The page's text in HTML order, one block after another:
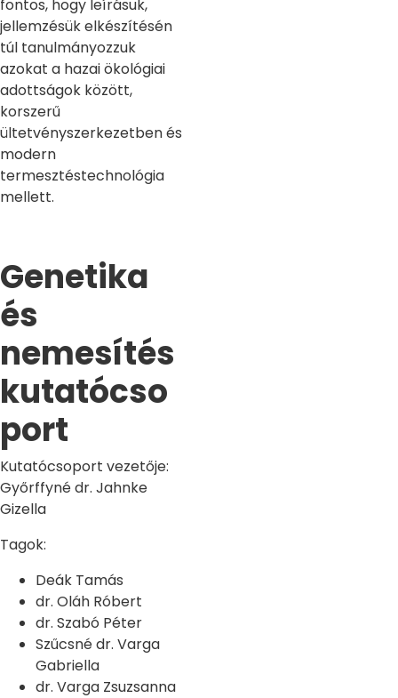
fontos, hogy leírásuk,
jellemzésük elkészítésén
túl tanulmányozzuk
azokat a hazai ökológiai
adottságok között,
korszerű
ültetvényszerkezetben és
modern
termesztéstechnológia
mellett.
Genetika
és
nemesítés
kutatócso
port
Kutatócsoport vezetője:
Győrffyné dr. Jahnke
Gizella
Tagok:
Deák Tamás
dr. Oláh Róbert
dr. Szabó Péter
Szűcsné dr. Varga
Gabriella
dr. Varga Zsuzsanna